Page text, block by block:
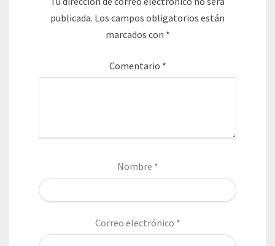
publicada. Los campos obligatorios están
marcados con *
Comentario *
Nombre *
Correo electrónico *